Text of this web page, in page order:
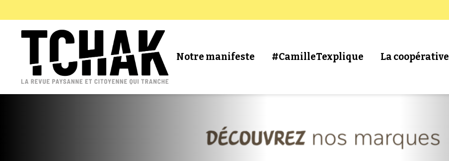
Notre manifeste #CamilleTexplique La coopérative